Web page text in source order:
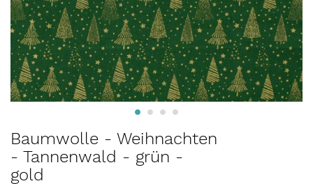
Anfang
der
Bildergalerie
springen
Baumwolle - Weihnachten
- Tannenwald - grün -
gold